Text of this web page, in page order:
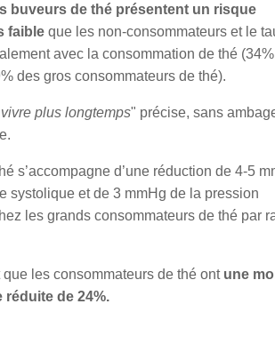
buveurs de thé présentent un risque
faibleque les non-consommateurs et le
avec la consommation de thé
des gros consommateurs de thé).
plus longtemps" précise, sans
s’accompagne d’une réduction de 4-5
systolique et de 3 mmHg de la pression
les grands consommateurs de thé par
les consommateurs de thé ont une
de 24%.